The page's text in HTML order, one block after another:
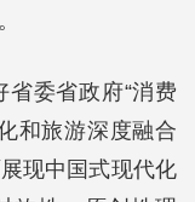
委省政府“消费
和旅游深度融合
现中国式现代化